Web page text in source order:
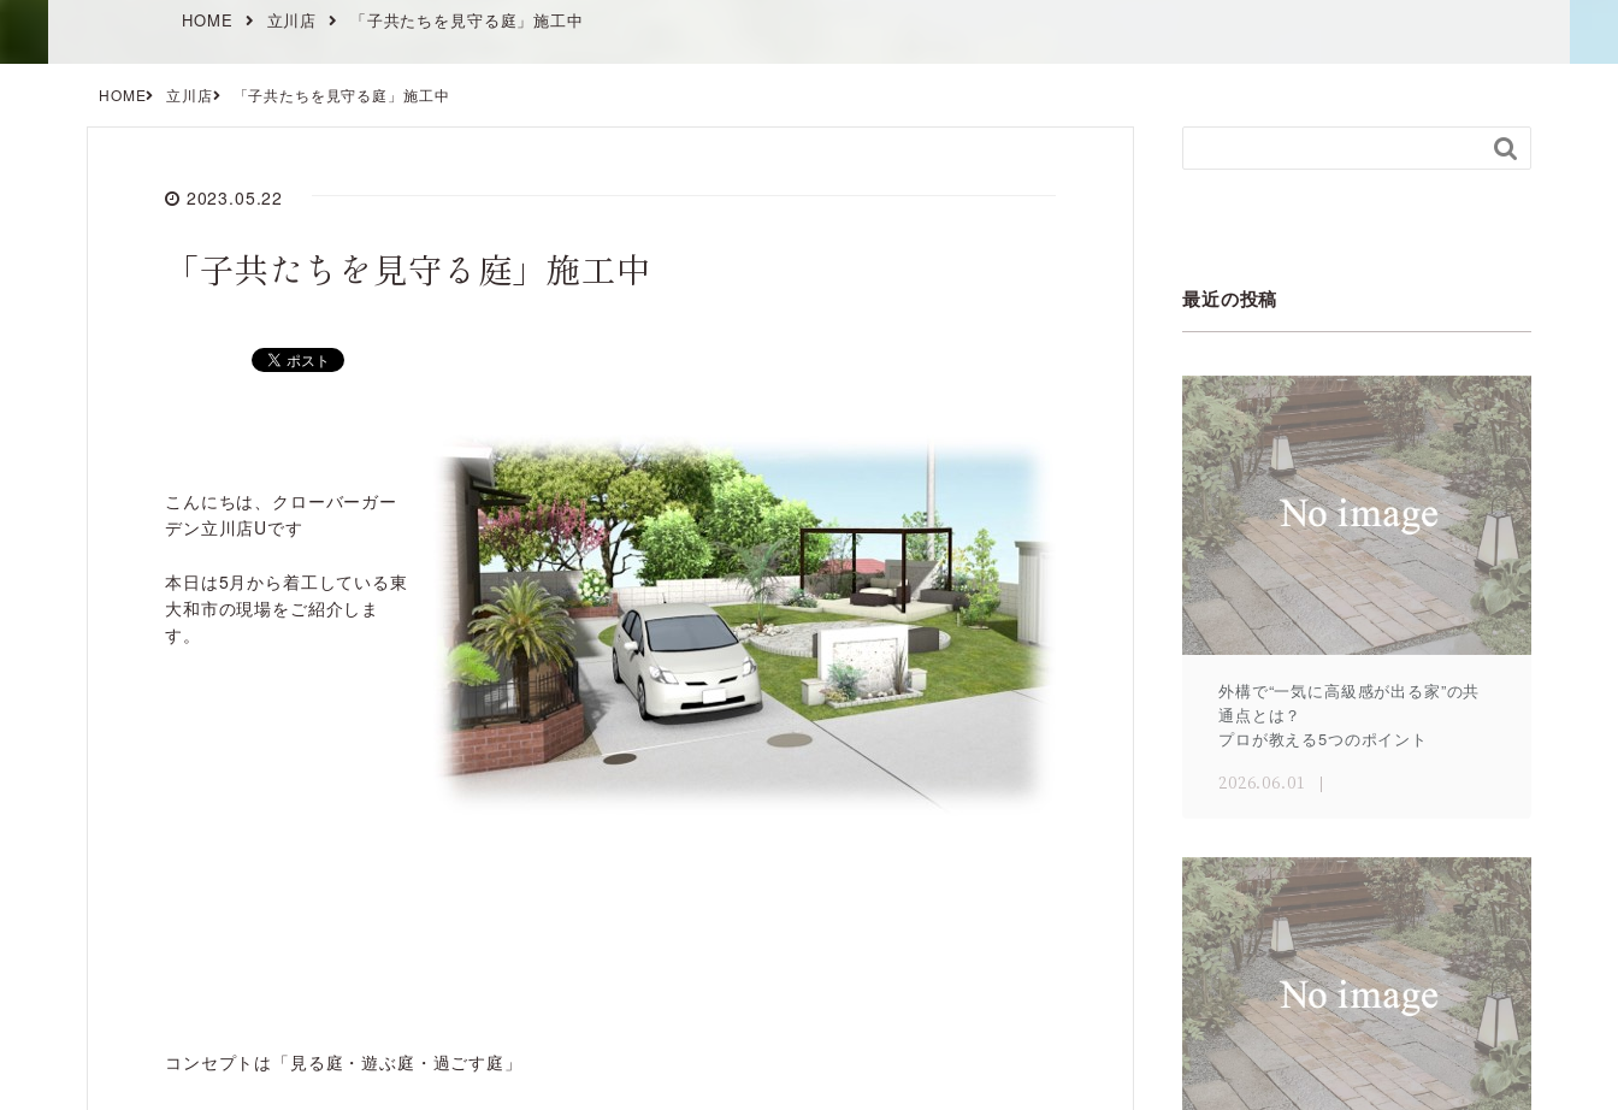
HOME 立川店 「子共たちを見守る庭」施工中
HOME 立川店 「子共たちを見守る庭」施工中
2023.05.22
「子共たちを見守る庭」施工中
こんにちは、クローバーガー
デン立川店Uです
本日は5月から着工している東
大和市の現場をご紹介しま
す。
コンセプトは「見る庭・遊ぶ庭・過ごす庭」

最近の投稿
外構で“一気に高級感が出る家”の共
通点とは？
プロが教える5つのポイント
2026.06.01